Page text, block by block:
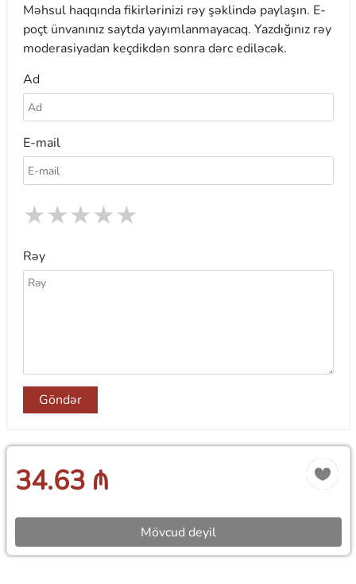
Məhsul haqqında fikirlərinizi rəy şəklində paylaşın. E-
poçt ünvanınız saytda yayımlanmayacaq. Yazdığınız rəy
moderasiyadan keçdikdən sonra dərc ediləcək.
Ad
E-mail
★
★
★
★
★
Rəy
Göndər
34.63 ₼
Mövcud deyil